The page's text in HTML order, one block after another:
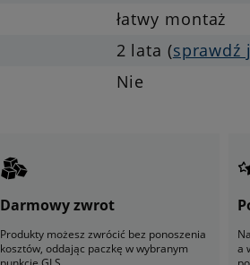
łatwy montaż
2 lata (sprawdź
Nie
Darmowy zwrot
Produkty możesz zwrócić bez ponoszenia
kosztów, oddając paczkę w wybranym
a